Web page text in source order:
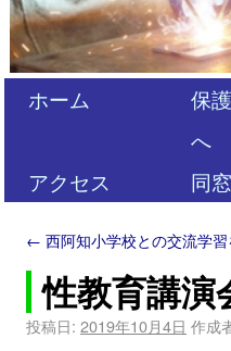
ホーム
保
へ
アクセス
同
← 西阿知小学校との交流学習
性教育講
投稿日: 2019年10月4日 作成